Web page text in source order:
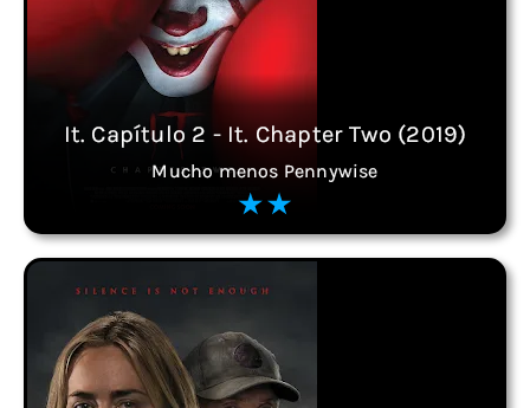
It. Capítulo 2 - It. Chapter Two (2019)
Mucho menos Pennywise